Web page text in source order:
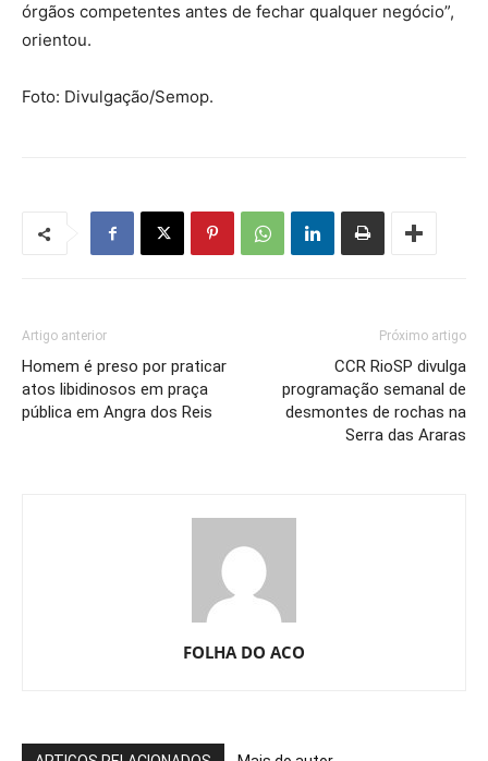
órgãos competentes antes de fechar qualquer negócio”,
orientou.
Foto: Divulgação/Semop.
Artigo anterior
Homem é preso por praticar
atos libidinosos em praça
pública em Angra dos Reis
Próximo artigo
CCR RioSP divulga
programação semanal de
desmontes de rochas na
Serra das Araras
FOLHA DO ACO